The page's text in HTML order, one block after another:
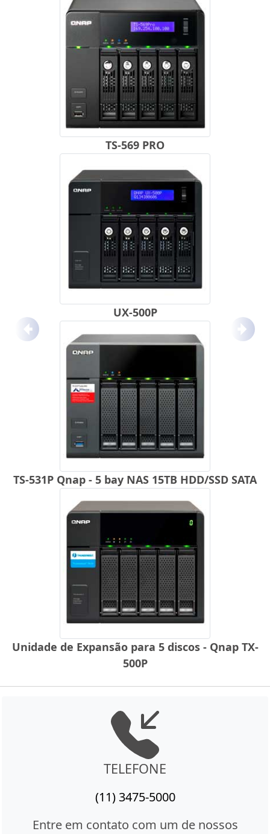
TS-569 PRO
UX-500P
TS-531P Qnap - 5 bay NAS 15TB HDD/SSD SATA
Unidade de Expansão para 5 discos - Qnap TX-
500P
Anterior
TELEFONE
(11) 3475-5000
Entre em contato com um de nossos